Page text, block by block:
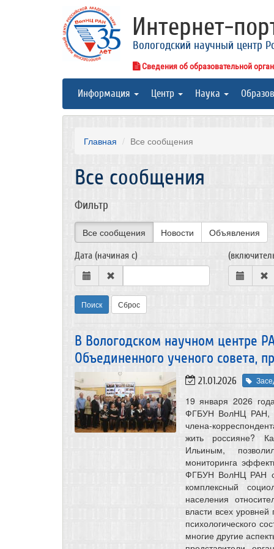
Интернет-
Вологодский научный центр
Сведения об образовательной
Информация Центр Наука
Главная Все сообщения
Все сообщения
Фильтр
Все сообщения Новости Объявления
Дата (начиная с)
Поиск Сброс
В Вологодском научном центре
Объединенного ученого совета,
21.01.2026
19 января 2026
ФГБУН ВолНЦ РАН,
члена-
жить россияне?
Ильиным,
мониторинга
ФГБУН ВолНЦ РАН с
комплексный
населения
власти всех уровней
психологического
многие другие